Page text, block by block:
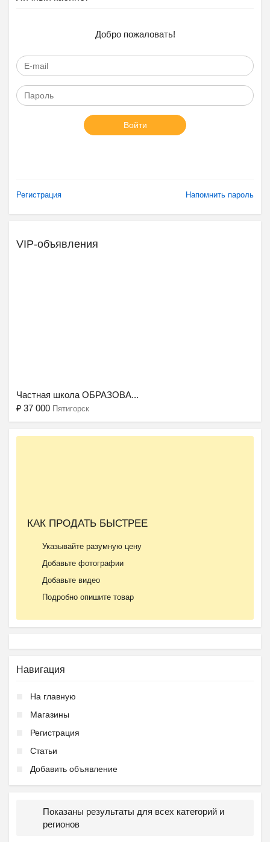
Добро пожаловать!
Войти
Регистрация Напомнить пароль
VIP-объявления
Частная школа ОБРАЗОВА...
₽ 37 000 Пятигорск
КАК ПРОДАТЬ БЫСТРЕЕ
Указывайте разумную цену
Добавьте фотографии
Добавьте видео
Подробно опишите товар
Навигация
На главную
Магазины
Регистрация
Статьи
Добавить объявление
Показаны результаты для всех категорий и
регионов